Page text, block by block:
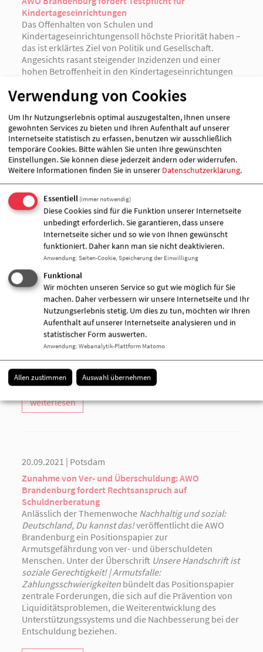
Kindertageseinrichtungen
Das Offenhalten von Schulen und
Kindertageseinrichtungensoll höchste Priorität haben –
das ist erklärtes Ziel von Politik und Gesellschaft.
Angesichts rasant steigender Inzidenzen und einer
hohen Betroffenheit in den Kindertageseinrichtungen
daher ein sofortiges und konsequentes Umsteuern in
der Teststrategie des Landes, welches Mitarbeitende
und Kinder gleichermaßen in den Blick nimmt.
weiterlesen
04.11.2021 | Potsdam
Aufruf: Freiwillige Testmöglichkeiten nutzen – alle
Kinder und Mitarbeitende in Kitas schützen
Die aktuelle pandemische Entwicklung wirkt sich
inzwischen leider wieder in vielen
Kindertageseinrichtungen aus. Infektionen mit dem
Coronavirus SARS-CoV-2 treffen immer mehr Kinder
und Mitarbeitende in den Krippen, Kindergärten und
Horten. Auch geimpfte Fachkräfte sind von
Erkrankungen betroffen. Helfen Sie mit, dass die
Angebote der Kindertagesbetreuung aufrechterhalten
bleiben und nutzen Sie die kostenlosen Testkits für Ihre
Kinder. Mit jedem Test sinkt die Wahrscheinlichkeit,
dass sich eine ansteckende Person dauerhaft in der
Kindertagesstätte oder Kindertagespflegestelle aufhält.
weiterlesen
20.09.2021 | Potsdam
Zunahme von Ver- und Überschuldung: AWO
Brandenburg fordert Rechtsanspruch auf
Schuldnerberatung
Anlässlich der Themenwoche Nachhaltig und sozial:
Deutschland, Du kannst das!veröffentlicht die AWO
Brandenburg ein Positionspapier zur
Armutsgefährdung von ver- und überschuldeten
Menschen. Unter der Überschrift Unsere Handschrift ist
soziale Gerechtigkeit! | Armutsfalle:
Zahlungsschwierigkeiten bündelt das Positionspapier
zentrale Forderungen, die sich auf die Prävention von
Liquiditätsproblemen, die Weiterentwicklung des
Unterstützungssystems und die Nachbesserung bei der
Entschuldung beziehen.
Verwendung von Cookies
Um Ihr Nutzungserlebnis optimal auszugestalten, Ihnen unsere
gewohnten Services zu bieten und Ihren Aufenthalt auf unserer
Internetseite statistisch zu erfassen, benutzen wir ausschließlich
temporäre Cookies. Bitte wählen Sie unten Ihre gewünschten
Einstellungen. Sie können diese jederzeit ändern oder widerrufen.
Weitere Informationen finden Sie in unserer Datenschutzerklärung.
Essentiell (immer notwendig)
Diese Cookies sind für die Funktion unserer Internetseite
unbedingt erforderlich. Sie garantieren, dass unsere
Internetseite sicher und so wie von Ihnen gewünscht
funktioniert. Daher kann man sie nicht deaktivieren.
Anwendung: Seiten-Cookie, Speicherung der Einwilligung
Funktional
Wir möchten unseren Service so gut wie möglich für Sie
machen. Daher verbessern wir unsere Internetseite und Ihr
Nutzungserlebnis stetig. Um dies zu tun, möchten wir Ihren
Aufenthalt auf unserer Internetseite analysieren und in
statistischer Form auswerten.
Anwendung: Webanalytik-Plattform Matomo
Allen zustimmen Auswahl übernehmen